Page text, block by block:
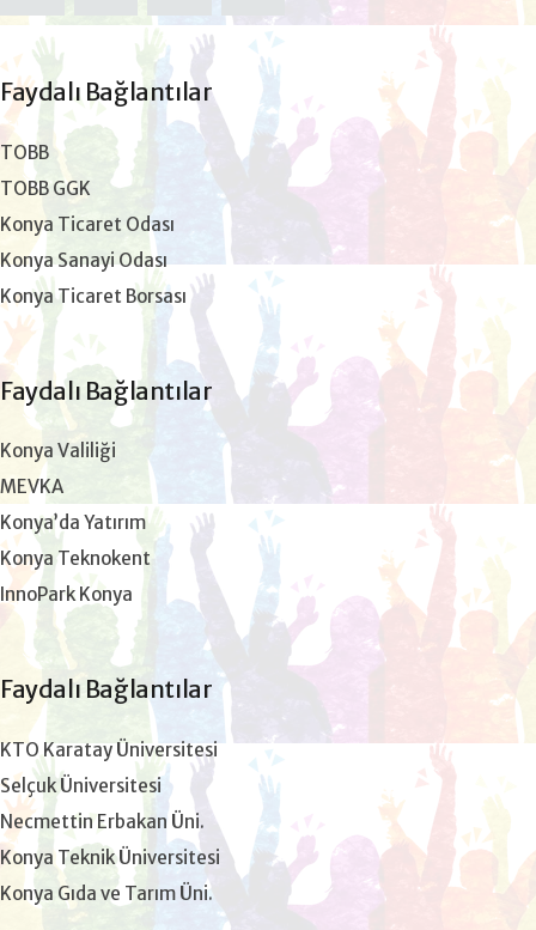
Faydalı Bağlantılar
TOBB
TOBB GGK
Konya Ticaret Odası
Konya Sanayi Odası
Konya Ticaret Borsası
Faydalı Bağlantılar
Konya Valiliği
MEVKA
Konya’da Yatırım
Konya Teknokent
InnoPark Konya
Faydalı Bağlantılar
KTO Karatay Üniversitesi
Selçuk Üniversitesi
Necmettin Erbakan Üni.
Konya Teknik Üniversitesi
Konya Gıda ve Tarım Üni.